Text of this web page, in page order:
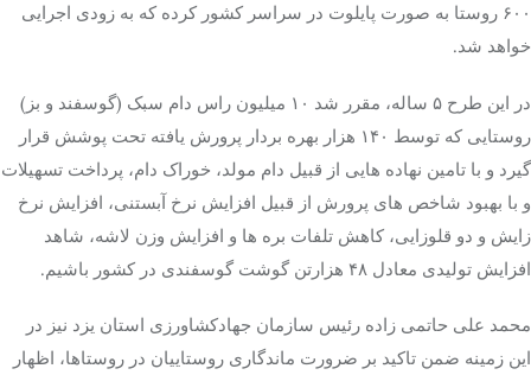
۶۰۰ روستا به صورت پایلوت در سراسر کشور کرده که به زودی اجرایی
خواهد شد.
در این طرح ۵ ساله، مقرر شد ۱۰ میلیون راس دام سبک (گوسفند و بز)
روستایی که توسط ۱۴۰ هزار بهره بردار پرورش یافته تحت پوشش قرار
گیرد و با تامین نهاده هایی از قبیل دام مولد، خوراک دام، پرداخت تسهیلات
و با بهبود شاخص های پرورش از قبیل افزایش نرخ آبستنی، افزایش نرخ
زایش و دو قلوزایی، کاهش تلفات بره ها و افزایش وزن لاشه، شاهد
افزایش تولیدی معادل ۴۸ هزارتن گوشت گوسفندی در کشور باشیم.
محمد علی حاتمی زاده رئیس سازمان جهادکشاورزی استان یزد نیز در
این زمینه ضمن تاکید بر ضرورت ماندگاری روستاییان در روستاها، اظهار